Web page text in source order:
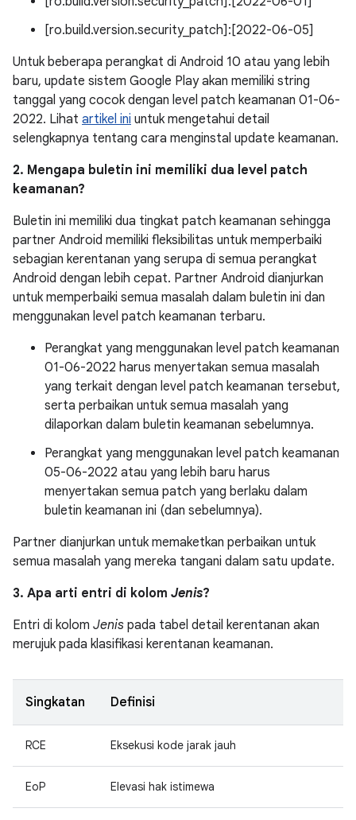
[ro.build.version.security_patch]:[2022-06-05]
Untuk beberapa perangkat di Android 10 atau yang lebih
baru, update sistem Google Play akan memiliki string
tanggal yang cocok dengan level patch keamanan 01-06-
2022. Lihat artikel ini untuk mengetahui detail
selengkapnya tentang cara menginstal update keamanan.
2. Mengapa buletin ini memiliki dua level patch
keamanan?
Buletin ini memiliki dua tingkat patch keamanan sehingga
partner Android memiliki fleksibilitas untuk memperbaiki
sebagian kerentanan yang serupa di semua perangkat
Android dengan lebih cepat. Partner Android dianjurkan
untuk memperbaiki semua masalah dalam buletin ini dan
menggunakan level patch keamanan terbaru.
Perangkat yang menggunakan level patch keamanan
01-06-2022 harus menyertakan semua masalah
yang terkait dengan level patch keamanan tersebut,
serta perbaikan untuk semua masalah yang
dilaporkan dalam buletin keamanan sebelumnya.
Perangkat yang menggunakan level patch keamanan
05-06-2022 atau yang lebih baru harus
menyertakan semua patch yang berlaku dalam
buletin keamanan ini (dan sebelumnya).
Partner dianjurkan untuk memaketkan perbaikan untuk
semua masalah yang mereka tangani dalam satu update.
3. Apa arti entri di kolom Jenis?
Entri di kolom Jenis pada tabel detail kerentanan akan
merujuk pada klasifikasi kerentanan keamanan.
Singkatan Definisi
RCE Eksekusi kode jarak jauh
EoP Elevasi hak istimewa